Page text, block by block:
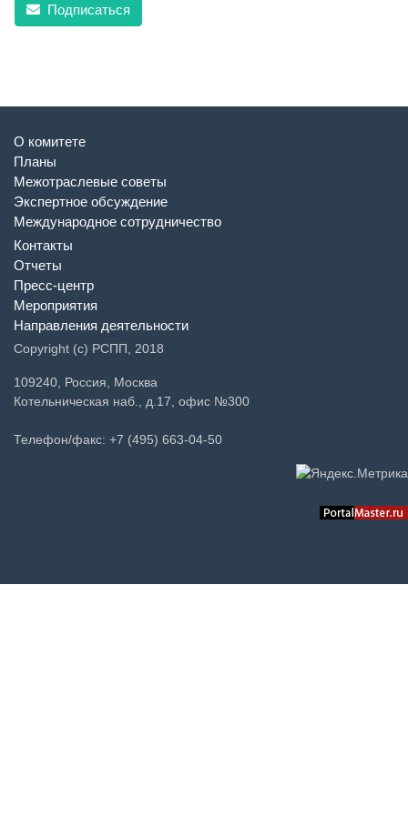
Подписаться
О комитете
Планы
Межотраслевые советы
Экспертное обсуждение
Международное сотрудничество
Контакты
Отчеты
Пресс-центр
Мероприятия
Направления деятельности
Copyright (c) РСПП, 2018
109240, Россия, Москва
Котельническая наб., д.17, офис №300
Телефон/факс: +7 (495) 663-04-50